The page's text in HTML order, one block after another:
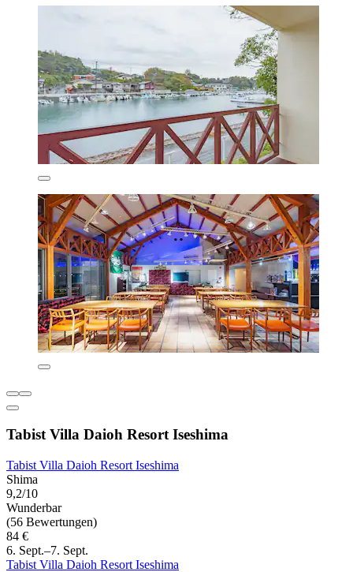
Tabist Villa Daioh Resort Iseshima
Tabist Villa Daioh Resort Iseshima
Shima
9,2/10
Wunderbar
(56 Bewertungen)
84 €
6. Sept.–7. Sept.
Tabist Villa Daioh Resort Iseshima